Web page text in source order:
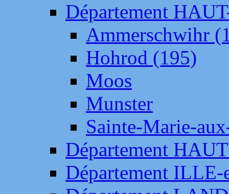
Département
Ammerschwihr
Hohrod (195)
Moos
Munster
Sainte-Marie-
Département
Département